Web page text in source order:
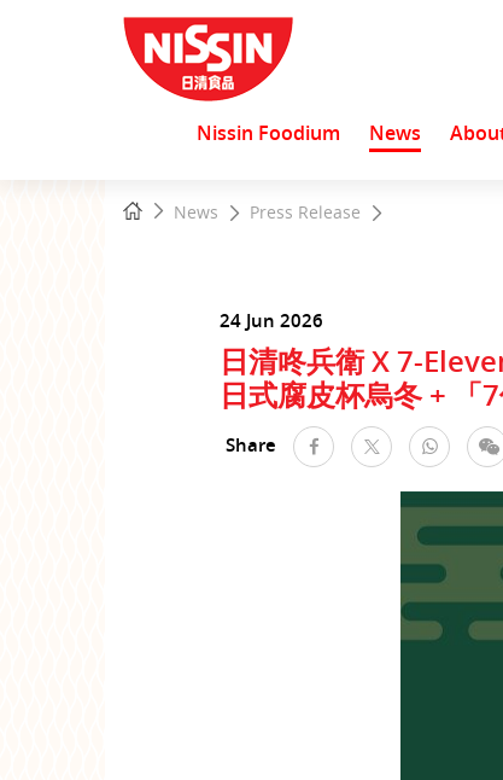
Nissin Foodium News
HomeNews Press Release
24 Jun 2026
日清咚兵衛 X 7-
日式腐皮杯烏冬 + 「
Share facebookTwitter